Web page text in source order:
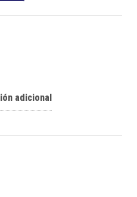
adicional